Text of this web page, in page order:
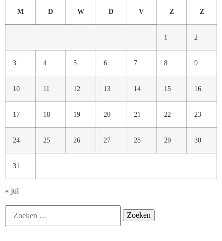
M D W D V Z Z
1 2
3 4 5 6 7 8 9
10 11 12 13 14 15 16
17 18 19 20 21 22 23
24 25 26 27 28 29 30
31
« jul